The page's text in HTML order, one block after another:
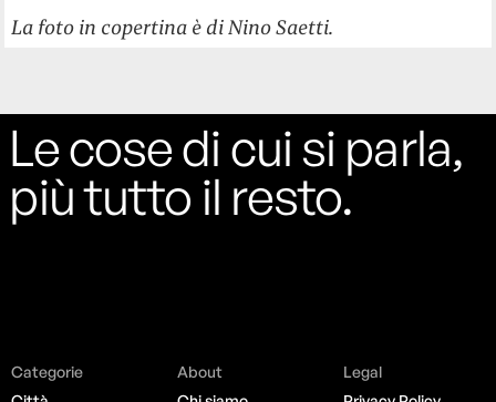
La foto in copertina è di Nino Saetti.
Le cose di cui si parla,
più tutto il resto.
Categorie
About
Legal